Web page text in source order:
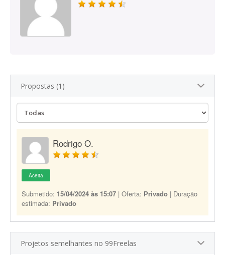
Propostas (1)
Rodrigo O.
Aceita
Submetido: 15/04/2024 às 15:07 | Oferta: Privado | Duração
estimada: Privado
Projetos semelhantes no 99Freelas